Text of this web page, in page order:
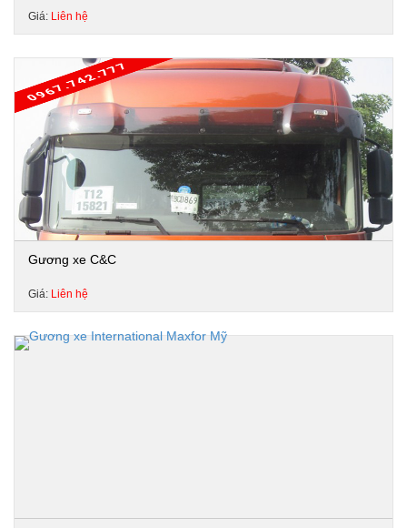
Giá: Liên hệ
Gương xe C&C
Giá: Liên hệ